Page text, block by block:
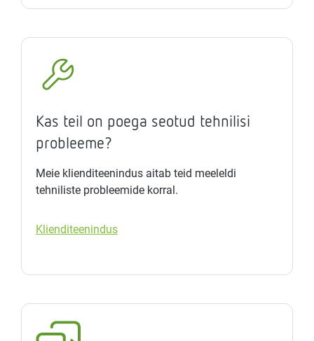
Kas teil on poega seotud tehnilisi
probleeme?
Meie klienditeenindus aitab teid meeleldi
tehniliste probleemide korral.
Klienditeenindus